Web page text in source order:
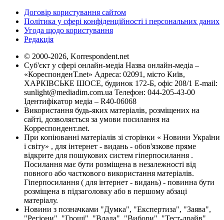
Договір користування сайтом
Політика у сфері конфіденційності і персональних даних
Угода щодо користування
Редакція
© 2000-2026, Korrespondent.net
Суб'єкт у сфері онлайн-медіа Назва онлайн-медіа –
«КореспонденТ.net» Адреса: 02091, місто Київ,
ХАРКІВСЬКЕ ШОСЕ, будинок 172-Б, офіс 208/1 E-mail:
sunlight@mediadim.com.ua Телефон: 044-205-43-00
Ідентифікатор медіа – R40-06068
Використання будь-яких матеріалів, розміщених на
сайті, дозволяється за умови посилання на
Корреспондент.net.
При копіюванні матеріалів зі сторінки « Новини України
і світу» , для інтернет - видань - обов'язкове пряме
відкрите для пошукових систем гіперпосилання .
Посилання має бути розміщена в незалежності від
повного або часткового використання матеріалів.
Гіперпосилання ( для інтернет - видань) - повинна бути
розміщена в підзаголовку або в першому абзаці
матеріалу.
Новини з позначками "Думка", "Експертиза", "Заява",
"Регіони", "Гроші", "Влада", "Вибори", "Тест-драйв",